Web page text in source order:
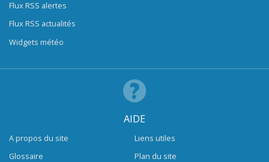
Flux RSS alertes
Flux RSS actualités
Widgets météo
AIDE
A propos du site
Glossaire
Liens utiles
Plan du site